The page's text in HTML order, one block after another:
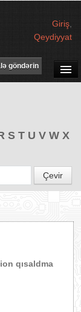
Giriş
Qeydiyyat
göndərin
S T U V W X
Çevir
qısaldma